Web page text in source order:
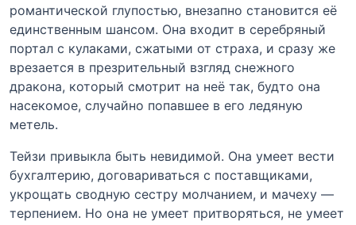
романтической глупостью, внезапно становится её
единственным шансом. Она входит в серебряный
портал с кулаками, сжатыми от страха, и сразу же
врезается в презрительный взгляд снежного
дракона, который смотрит на неё так, будто она
насекомое, случайно попавшее в его ледяную
метель.
Тейзи привыкла быть невидимой. Она умеет вести
бухгалтерию, договариваться с поставщиками,
укрощать сводную сестру молчанием, и мачеху —
терпением. Но она не умеет притворяться, не умеет